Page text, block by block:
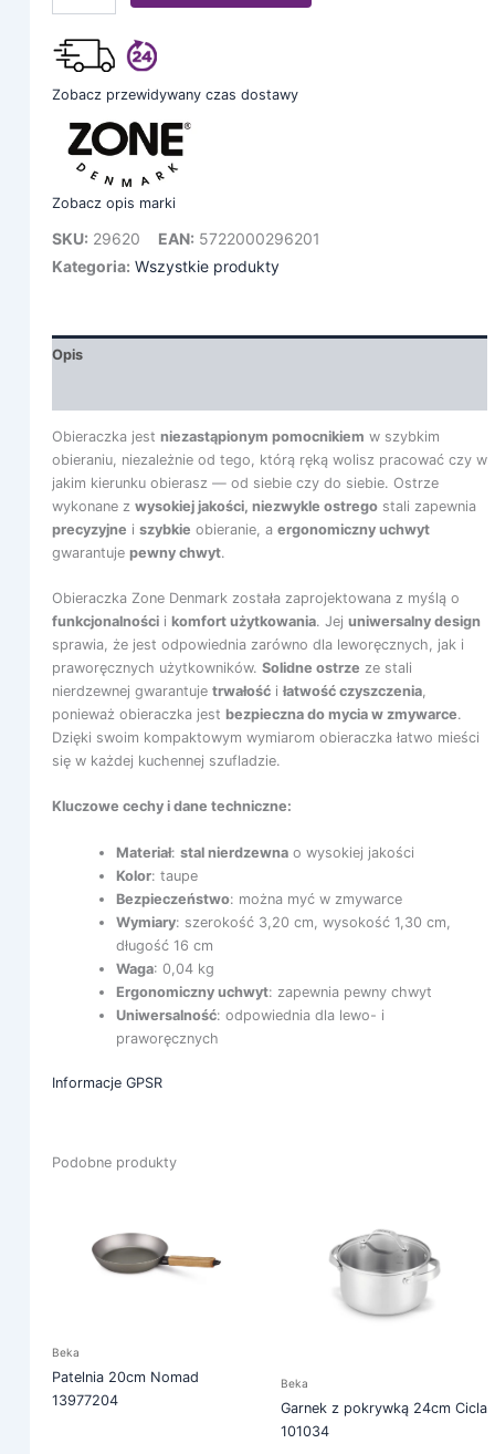
Zobacz przewidywany czas dostawy
Zobacz opis marki
SKU: 29620 EAN: 5722000296201
Kategoria: Wszystkie produkty
Opis
Obieraczka jest niezastąpionym pomocnikiem w szybkim
obieraniu, niezależnie od tego, którą ręką wolisz pracować czy w
jakim kierunku obierasz — od siebie czy do siebie. Ostrze
wykonane z wysokiej jakości, niezwykle ostregostali zapewnia
precyzyjne i szybkie obieranie, a ergonomiczny uchwyt
gwarantuje pewny chwyt.
Obieraczka Zone Denmark została zaprojektowana z myślą o
funkcjonalnościi komfort użytkowania. Jej uniwersalny design
sprawia, że jest odpowiednia zarówno dla leworęcznych, jak i
praworęcznych użytkowników. Solidne ostrze ze stali
nierdzewnej gwarantuje trwałośći łatwość czyszczenia,
ponieważ obieraczka jest bezpieczna do mycia w zmywarce.
Dzięki swoim kompaktowym wymiarom obieraczka łatwo mieści
się w każdej kuchennej szufladzie.
Kluczowe cechy i dane techniczne:
Materiał:stal nierdzewna o wysokiej jakości
Kolor: taupe
Bezpieczeństwo: można myć w zmywarce
Wymiary: szerokość 3,20 cm, wysokość 1,30 cm,
długość 16 cm
Waga: 0,04 kg
Ergonomiczny uchwyt: zapewnia pewny chwyt
Uniwersalność: odpowiednia dla lewo- i
praworęcznych
Informacje GPSR
Podobne produkty
Beka
Patelnia 20cm Nomad
13977204
Beka
Garnek z pokrywką 24cm Cicla
101034